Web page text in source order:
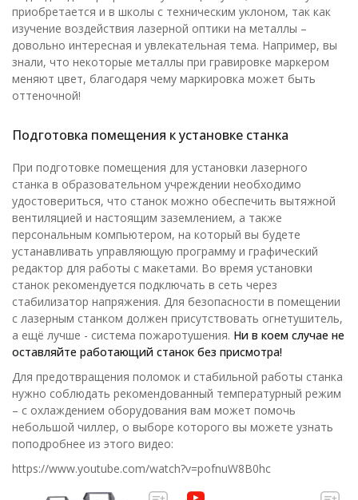
приобретается и в школы с техническим уклоном, так как
изучение воздействия лазерной оптики на металлы –
довольно интересная и увлекательная тема. Например, вы
знали, что некоторые металлы при гравировке маркером
меняют цвет, благодаря чему маркировка может быть
оттеночной!
Подготовка помещения к установке станка
При подготовке помещения для установки лазерного
станка в образовательном учреждении необходимо
удостовериться, что станок можно обеспечить вытяжной
вентиляцией и настоящим заземлением, а также
персональным компьютером, на который вы будете
устанавливать управляющую программу и графический
редактор для работы с макетами. Во время установки
станок рекомендуется подключать в сеть через
стабилизатор напряжения. Для безопасности в помещении
с лазерным станком должен присутствовать огнетушитель,
а ещё лучше - система пожаротушения. Ни в коем случае не
оставляйте работающий станок без присмотра!
Для предотвращения поломок и стабильной работы станка
нужно соблюдать рекомендованный температурный режим
– с охлаждением оборудования вам может помочь
небольшой чиллер, о выборе которого вы можете узнать
поподробнее из этого видео:
https://www.youtube.com/watch?v=pofnuW8B0hc